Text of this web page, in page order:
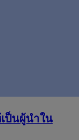
เป็นผู้นำใน